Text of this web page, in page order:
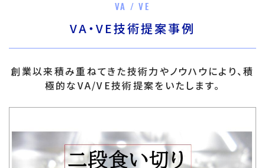
VA / VE
VA・VE技術提案事例
創業以来積み重ねてきた技術力やノウハウにより、積
極的なVA/VE技術提案をいたします。